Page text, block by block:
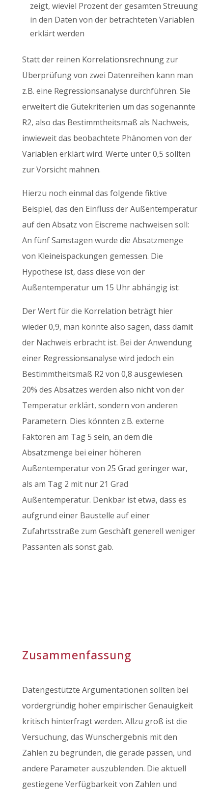
zeigt, wieviel Prozent der gesamten Streuung
in den Daten von der betrachteten Variablen
erklärt werden
Statt der reinen Korrelationsrechnung zur
Überprüfung von zwei Datenreihen kann man
z.B. eine Regressionsanalyse durchführen. Sie
erweitert die Gütekriterien um das sogenannte
R2, also das Bestimmtheitsmaß als Nachweis,
inwieweit das beobachtete Phänomen von der
Variablen erklärt wird. Werte unter 0,5 sollten
zur Vorsicht mahnen.
Hierzu noch einmal das folgende fiktive
Beispiel, das den Einfluss der Außentemperatur
auf den Absatz von Eiscreme nachweisen soll:
An fünf Samstagen wurde die Absatzmenge
von Kleineispackungen gemessen. Die
Hypothese ist, dass diese von der
Außentemperatur um 15 Uhr abhängig ist:
Der Wert für die Korrelation beträgt hier
wieder 0,9, man könnte also sagen, dass damit
der Nachweis erbracht ist. Bei der Anwendung
einer Regressionsanalyse wird jedoch ein
Bestimmtheitsmaß R2 von 0,8 ausgewiesen.
20% des Absatzes werden also nicht von der
Temperatur erklärt, sondern von anderen
Parametern. Dies könnten z.B. externe
Faktoren am Tag 5 sein, an dem die
Absatzmenge bei einer höheren
Außentemperatur von 25 Grad geringer war,
als am Tag 2 mit nur 21 Grad
Außentemperatur. Denkbar ist etwa, dass es
aufgrund einer Baustelle auf einer
Zufahrtsstraße zum Geschäft generell weniger
Passanten als sonst gab.
Zusammenfassung
Datengestützte Argumentationen sollten bei
vordergründig hoher empirischer Genauigkeit
kritisch hinterfragt werden. Allzu groß ist die
Versuchung, das Wunschergebnis mit den
Zahlen zu begründen, die gerade passen, und
andere Parameter auszublenden. Die aktuell
gestiegene Verfügbarkeit von Zahlen und